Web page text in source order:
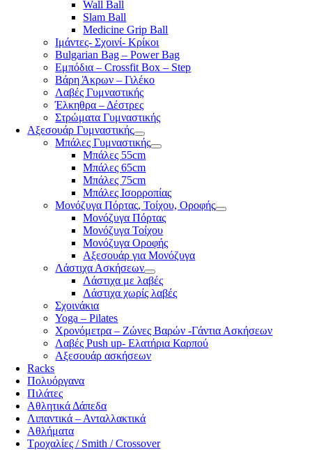
Wall Ball
Slam Ball
Medicine Grip Ball
Ιμάντες- Σχοινί- Κρίκοι
Bulgarian Bag – Power Bag
Εμπόδια – Crossfit Box – Step
Βάρη Άκρων – Γιλέκο
Λαβές Γυμναστικής
Έλκηθρα – Δέστρες
Στρώματα Γυμναστικής
Αξεσουάρ Γυμναστικής
Μπάλες Γυμναστικής
Μπάλες 55cm
Μπάλες 65cm
Μπάλες 75cm
Μπάλες Ισορροπίας
Μονόζυγα Πόρτας, Τοίχου, Οροφής
Μονόζυγα Πόρτας
Μονόζυγα Τοίχου
Μονόζυγα Οροφής
Αξεσουάρ για Μονόζυγα
Λάστιχα Ασκήσεων
Λάστιχα με λαβές
Λάστιχα χωρίς λαβές
Σχοινάκια
Yoga – Pilates
Χρονόμετρα – Ζώνες Βαρών -Γάντια Ασκήσεων
Λαβές Push up- Ελατήρια Καρπού
Αξεσουάρ ασκήσεων
Racks
Πολυόργανα
Πιλάτες
Αθλητικά Δάπεδα
Λιπαντικά – Ανταλλακτικά
Αθλήματα
Τροχαλίες / Smith / Crossover